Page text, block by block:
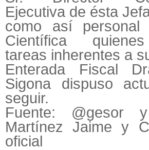
Ejecutiva de ésta
como así personal
Científica
tareas inherentes a
Enterada Fiscal
Sigona dispuso
seguir.
Fuente: @gesor
Martínez Jaime y
oficial